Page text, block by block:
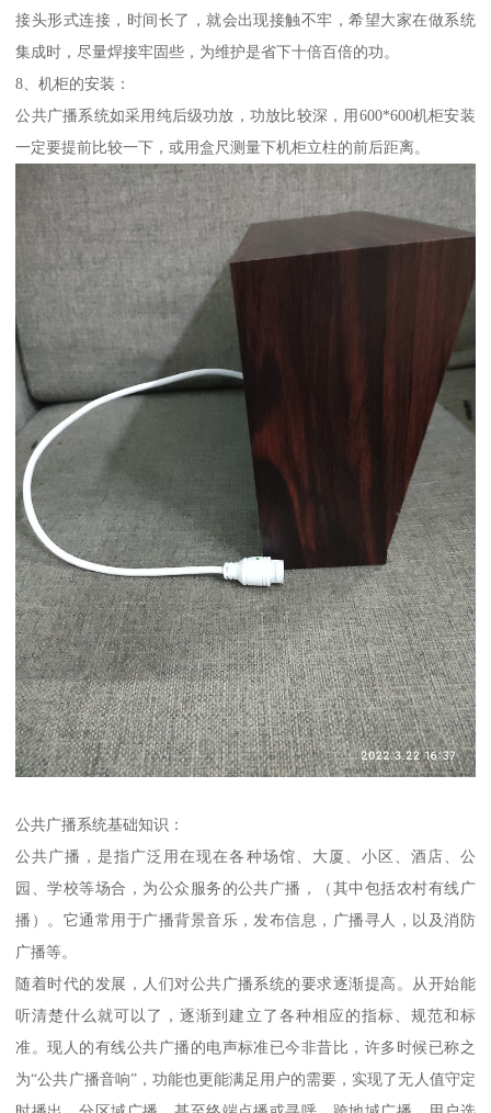
接头形式连接，时间长了，就会出现接触不牢，希望大家在做系统
集成时，尽量焊接牢固些，为维护是省下十倍百倍的功。
8、机柜的安装：
公共广播系统如采用纯后级功放，功放比较深，用600*600机柜安装
一定要提前比较一下，或用盒尺测量下机柜立柱的前后距离。
公共广播系统基础知识：
公共广播，是指广泛用在现在各种场馆、大厦、小区、酒店、公
园、学校等场合，为公众服务的公共广播，（其中包括农村有线广
播）。它通常用于广播背景音乐，发布信息，广播寻人，以及消防
广播等。
随着时代的发展，人们对公共广播系统的要求逐渐提高。从开始能
听清楚什么就可以了，逐渐到建立了各种相应的指标、规范和标
准。现人的有线公共广播的电声标准已今非昔比，许多时候已称之
为“公共广播音响”，功能也更能满足用户的需要，实现了无人值守定